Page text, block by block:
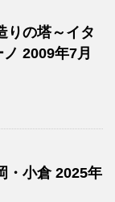
りの塔～イタ
2009年7月
・小倉 2025年